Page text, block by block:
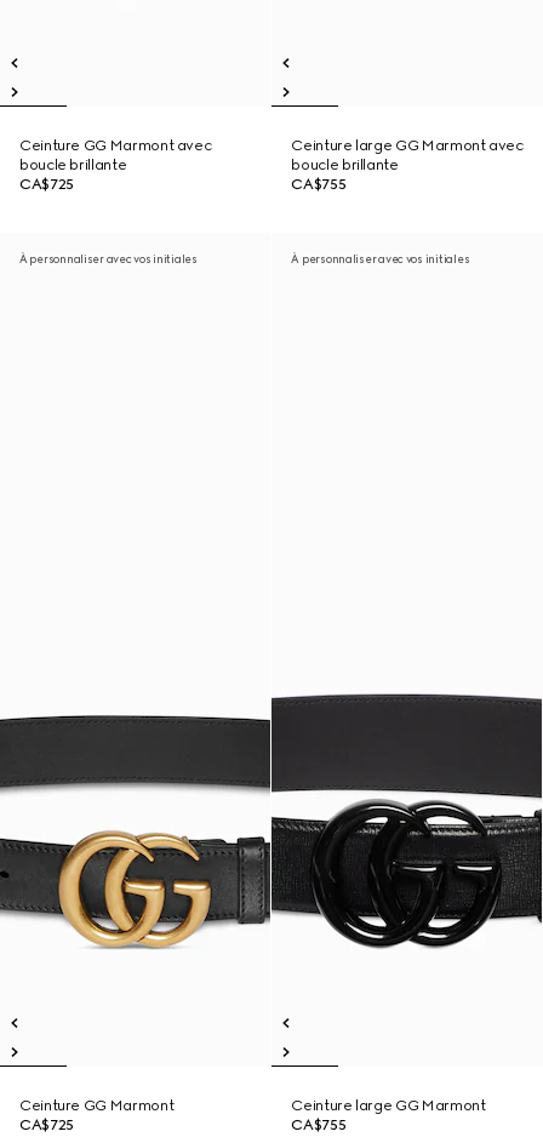
Ceinture GG Marmont avec
boucle brillante
CA$725
Ceinture large GG Marmont avec
boucle brillante
CA$755
À personnaliser avec vos initiales
Ceinture GG Marmont
CA$725
À personnaliser avec vos initiales
Ceinture large GG Marmont
CA$755